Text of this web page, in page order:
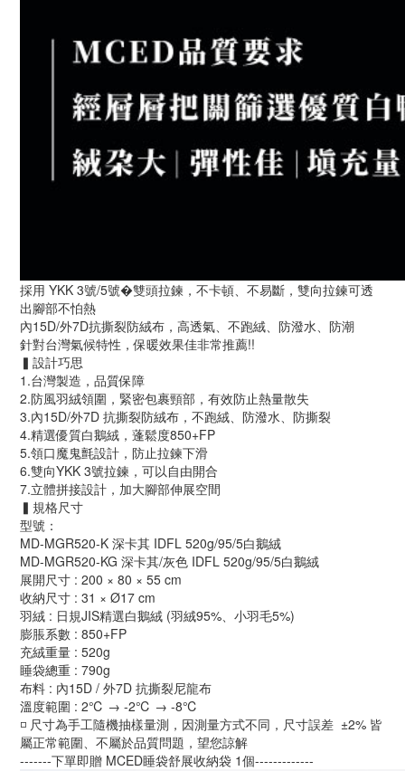
採用 YKK 3號/5號�雙頭拉鍊，不卡頓、不易斷，雙向拉鍊可透
出腳部不怕熱
內15D/外7D抗撕裂防絨布，高透氣、不跑絨、防潑水、防潮
針對台灣氣候特性，保暖效果佳非常推薦!!
▍設計巧思
1.台灣製造，品質保障
2.防風羽絨領圍，緊密包裹頸部，有效防止熱量散失
3.內15D/外7D 抗撕裂防絨布，不跑絨、防潑水、防撕裂
4.精選優質白鵝絨，蓬鬆度850+FP
5.領口魔鬼氈設計，防止拉鍊下滑
6.雙向YKK 3號拉鍊，可以自由開合
7.立體拼接設計，加大腳部伸展空間
▍規格尺寸
型號：
MD-MGR520-K 深卡其 IDFL 520g/95/5白鵝絨
MD-MGR520-KG 深卡其/灰色 IDFL 520g/95/5白鵝絨
展開尺寸 : 200 × 80 × 55 cm
收納尺寸 : 31 × Ø17 cm
羽絨 : 日規JIS精選白鵝絨 (羽絨95%、小羽毛5%)
膨脹系數 : 850+FP
充絨重量 : 520g
睡袋總重 : 790g
布料 : 內15D / 外7D 抗撕裂尼龍布
溫度範圍 : 2℃ → -2℃ → -8℃
◽️ 尺寸為手工隨機抽樣量測，因測量方式不同，尺寸誤差  ±2% 皆
屬正常範圍、不屬於品質問題，望您諒解
-------下單即贈 MCED睡袋舒展收納袋 1個-------------